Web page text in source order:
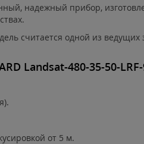
надежный прибор,
считается одной из ведущих
Landsat-480-35-50-
от 5 м.